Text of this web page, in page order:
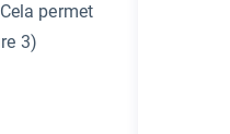
permet
3)